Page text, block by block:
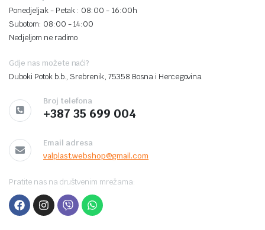
Ponedjeljak - Petak : 08:00 - 16:00h
Subotom: 08:00 - 14:00
Nedjeljom ne radimo
Gdje nas možete naći?
Duboki Potok b.b., Srebrenik, 75358 Bosna i Hercegovina
Broj telefona
+387 35 699 004
Email adresa
valplast.webshop@gmail.com
Pratite nas na društvenim mrežama: